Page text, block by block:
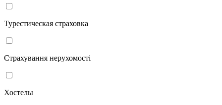
Турестическая страховка
Страхування нерухомості
Хостелы